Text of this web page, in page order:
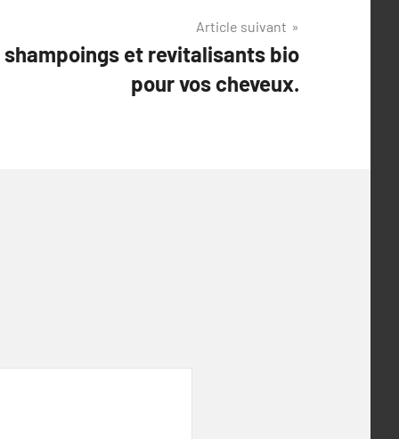
Article suivant
et revitalisants bio
pour vos cheveux.